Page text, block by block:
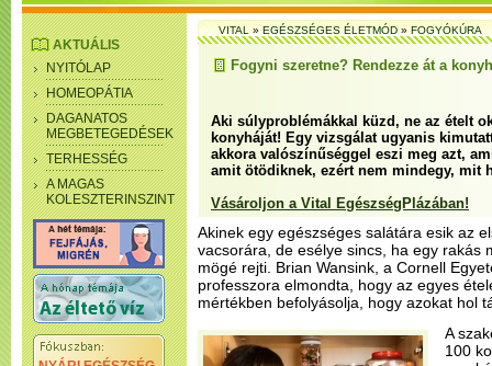
AKTUÁLIS
NYITÓLAP
HOMEOPÁTIA
DAGANATOS
MEGBETEGEDÉSEK
TERHESSÉG
A MAGAS
KOLESZTERINSZINT
VITAL»EGÉSZSÉGES ÉLETMÓD»FOGYÓKÚRA
Fogyni szeretne? Rendezze át a
Aki súlyproblémákkal küzd, ne az ételt
konyháját! Egy vizsgálat ugyanis
akkora valószínűséggel eszi meg azt,
amit ötödiknek, ezért nem mindegy, mit
Vásároljon a Vital EgészségPlázában!
Akinek egy egészséges salátára esik az
vacsorára, de esélye sincs, ha egy rakás
mögé rejti. Brian Wansink, a Cornell
professzora elmondta, hogy az egyes
mértékben befolyásolja, hogy azokat hol
A
100